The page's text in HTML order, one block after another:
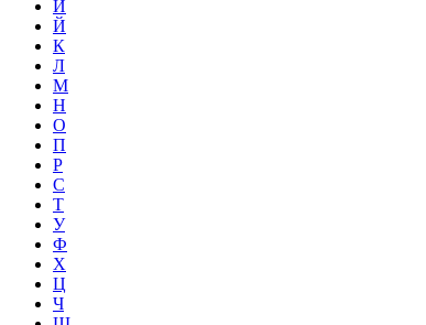
И
Й
К
Л
М
Н
О
П
Р
С
Т
У
Ф
Х
Ц
Ч